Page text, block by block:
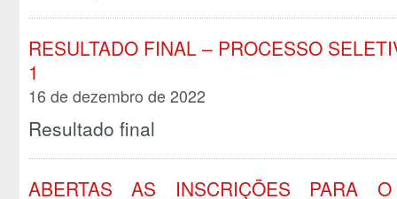
RESULTADO FINAL – PROCESSO
1
16 de dezembro de 2022
Resultado final
ABERTAS AS INSCRIÇÕES PARA